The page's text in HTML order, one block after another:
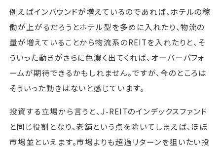
例えばインバウンドが増えているのであれば、ホテルの稼
働が上がるだろうとホテル型を多めに入れたり、物流の
量が増えていることから物流系のREITを入れたりと、そ
ういった動きがさらに色濃く出てくれば、オーバーパフォ
ームが期待できるかもしれません。ですが、今のところは
そういった動きはないと感じています。
投資する立場から言うと、J-REITのインデックスファンド
と同じ役割となり、老舗という点を除いてしまえば、ほぼ
市場並といえます。市場よりも超過リターンを狙いたい投